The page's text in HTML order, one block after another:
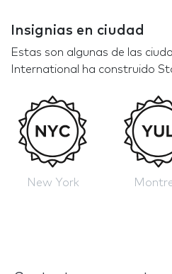
Insignias en ciudad
Estas son algunas de las
International ha construido
New York